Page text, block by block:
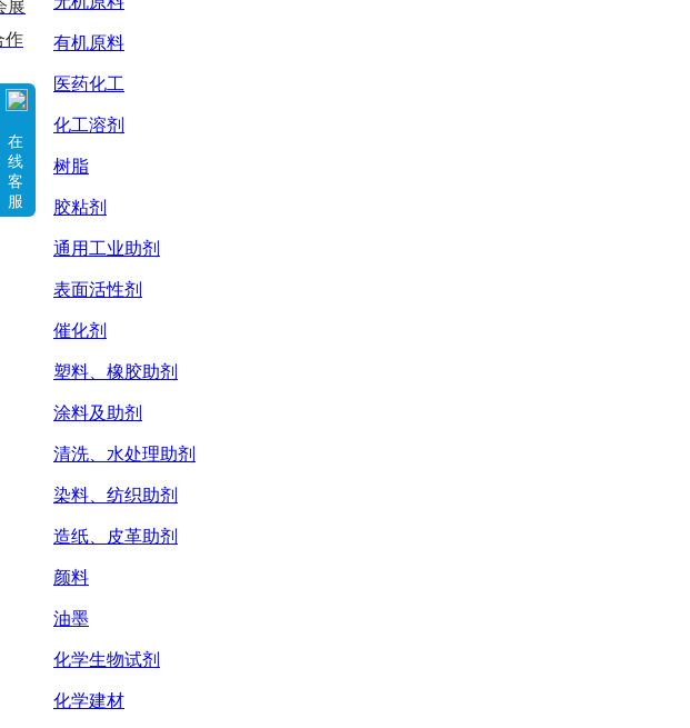
有机原料
医药化工
化工溶剂
树脂
胶粘剂
通用工业助剂
表面活性剂
催化剂
塑料、橡胶助剂
涂料及助剂
清洗、水处理助剂
染料、纺织助剂
造纸、皮革助剂
颜料
油墨
化学生物试剂
化学建材
展
作
在
线
客
服